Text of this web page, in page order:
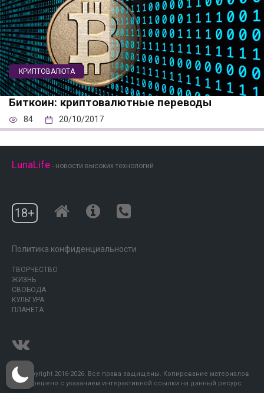
КРИПТОВАЛЮТА
Биткоин: криптовалютные переводы
84 20/10/2017
LunaLife - новости высоких технологий
18+
Политика конфиденциальности
ТВОРЧЕСТВО
ЖИЗНЬ
СВОБОДА
КУЛЬТУРА
ПЛАНЕТА
© Copyright 2016-2026. Все права защищены. Копирование материалов
разрешено с указанием интерактивной ссылки на данный ресурс.